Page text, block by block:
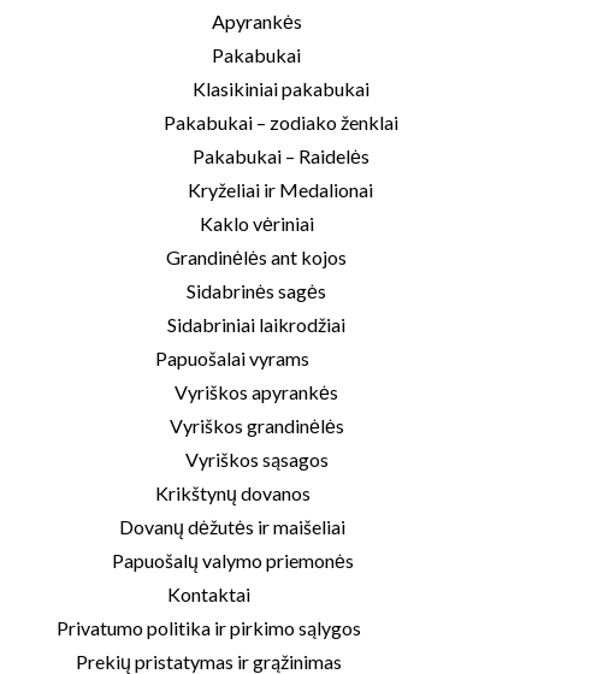
Apyrankės
Pakabukai
Klasikiniai pakabukai
Pakabukai – zodiako ženklai
Pakabukai – Raidelės
Kryželiai ir Medalionai
Kaklo vėriniai
Grandinėlės ant kojos
Sidabrinės sagės
Sidabriniai laikrodžiai
Papuošalai vyrams
Vyriškos apyrankės
Vyriškos grandinėlės
Vyriškos sąsagos
Krikštynų dovanos
Dovanų dėžutės ir maišeliai
Papuošalų valymo priemonės
Kontaktai
Privatumo politika ir pirkimo sąlygos
Prekių pristatymas ir grąžinimas